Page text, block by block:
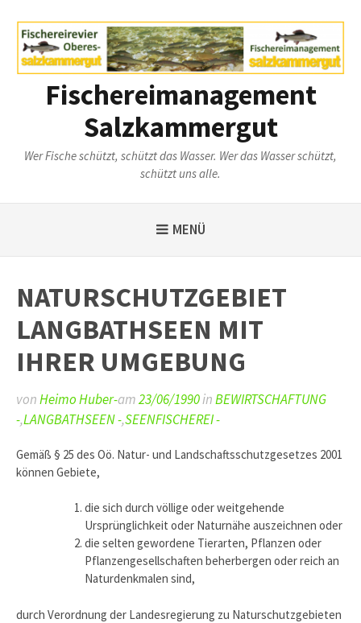
zum
Inhalt
Fischereimanagement
Salzkammergut
Wer Fische schützt, schützt das Wasser. Wer das Wasser schützt,
schützt uns alle.
MENÜ
NATURSCHUTZGEBIET
LANGBATHSEEN MIT
IHRER UMGEBUNG
vonHeimo Huber-am23/06/1990inBEWIRTSCHAFTUNG
-,LANGBATHSEEN -,SEENFISCHEREI -
Gemäß § 25 des Oö. Natur- und Landschaftsschutzgesetzes 2001
können Gebiete,
die sich durch völlige oder weitgehende
Ursprünglichkeit oder Naturnähe auszeichnen oder
die selten gewordene Tierarten, Pflanzen oder
Pflanzengesellschaften beherbergen oder reich an
Naturdenkmalen sind,
durch Verordnung der Landesregierung zu Naturschutzgebieten